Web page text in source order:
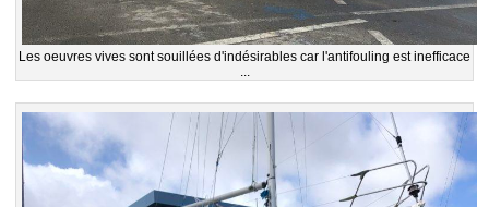
Les oeuvres vives sont souillées d'indésirables car l'antifouling est inefficace
...